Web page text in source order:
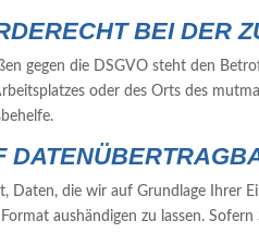
BEI DER
gegen die DSGVO steht den
oder des Orts des
Daten, die wir auf Grundlage Ihrer
aushändigen zu lassen.